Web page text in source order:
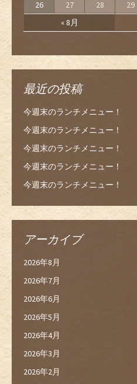
« 8月
26
27 28 29
最近の投稿
今週末のランチメニュー！
今週末のランチメニュー！
今週末のランチメニュー！
今週末のランチメニュー！
今週末のランチメニュー！
アーカイブ
2026年8月
2026年7月
2026年6月
2026年5月
2026年4月
2026年3月
2026年2月